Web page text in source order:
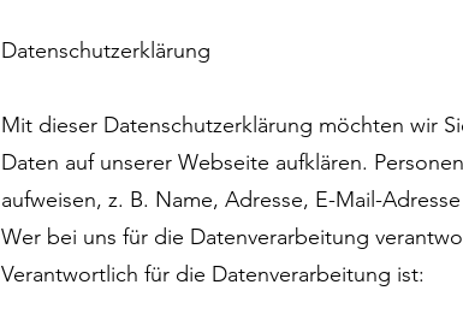
Datenschutzerklärung
Mit dieser Datenschutzerklärung möchten wir
Daten auf unserer Webseite aufklären.
aufweisen, z. B. Name, Adresse, E-Mail-
Wer bei uns für die Datenverarbeitung
Verantwortlich für die Datenverarbeitung ist: